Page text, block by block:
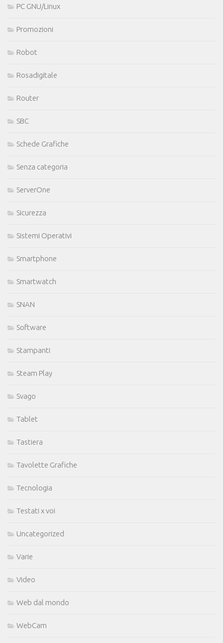
PC GNU/Linux
Promozioni
Robot
Rosadigitale
Router
SBC
Schede Grafiche
Senza categoria
ServerOne
Sicurezza
Sistemi Operativi
Smartphone
Smartwatch
SNAN
Software
Stampanti
Steam Play
Svago
Tablet
Tastiera
Tavolette Grafiche
Tecnologia
Testati x voi
Uncategorized
Varie
Video
Web dal mondo
WebCam